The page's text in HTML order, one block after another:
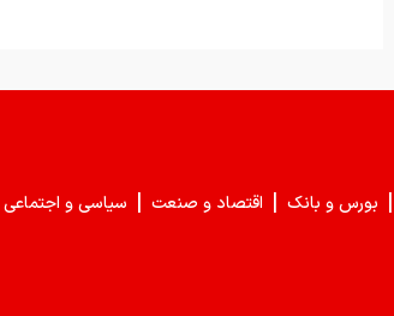
| بورس و بانک | اقتصاد و صنعت | سیاسی و اجتماعی